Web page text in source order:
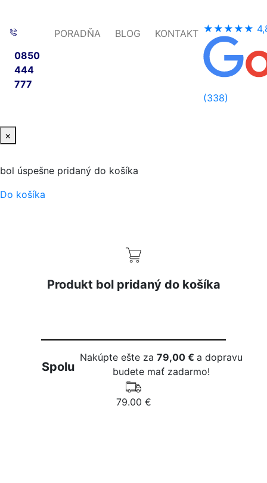
0850
444
777
PORADŇA BLOG KONTAKT ★★★★★
(338)
×
bol úspešne pridaný do košíka
Do košíka
Produkt bol pridaný do košíka
Spolu
Nakúpte ešte za79,00 €a dopravu
budete mať zadarmo!
79.00 €